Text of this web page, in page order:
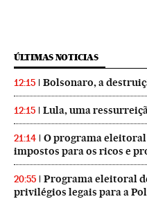
ÚLTIMAS NOTICIAS
12:15 Bolsonaro, a
12:15 Lula, uma
21:14
O programa eleitoral
impostos para os ricos e
20:55
Programa eleitoral
privilégios legais para a